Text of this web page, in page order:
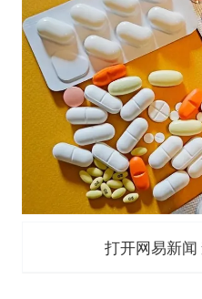
打开网易新